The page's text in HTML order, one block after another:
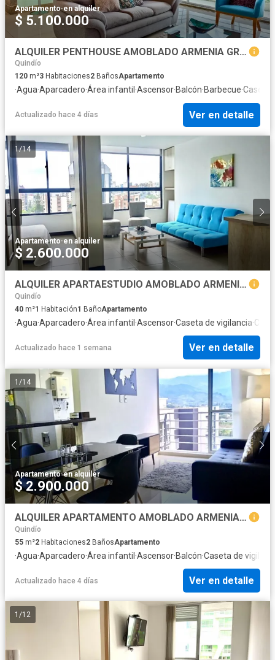
Apartamento·en alquiler
$ 5.100.000
ALQUILER PENTHOUSE AMOBLADO ARMENIA GRAN UBICACION LAURELES
Quindío
120 m²3 Habitaciones2 BañosApartamento
·Agua·Aparcadero·Área infantil ·Ascensor·Balcón·Barbecue·Caseta
Actualizado hace 4 días Ver en detalle
1/14
Apartamento·en alquiler
$ 2.600.000
ALQUILER APARTAESTUDIO AMOBLADO ARMENIA EXCLUSIVO BARRIO CASTELLANA
Quindío
40 m²1 Habitación1 BañoApartamento
·Agua·Aparcadero·Área infantil ·Ascensor·Caseta de vigilancia·
Actualizado hace 1 semana Ver en detalle
1 /14
Apartamento·en alquiler
$ 2.900.000
ALQUILER APARTAMENTO AMOBLADO ARMENIA ENSEGUIDA DE MALL PRIVILEGIO
Quindío
55 m²2 Habitaciones2 BañosApartamento
·Agua·Aparcadero·Área infantil ·Ascensor·Balcón·Caseta de
Actualizado hace 4 días Ver en detalle
1 /12